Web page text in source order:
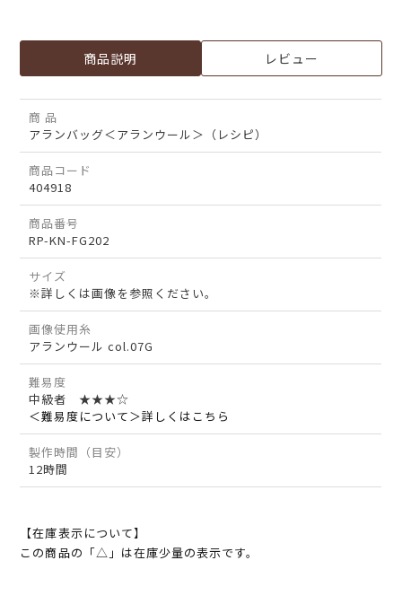
商品説明 レビュー
商 品
アランバッグ＜アランウール＞（レシピ）
商品コード
404918
商品番号
RP-KN-FG202
サイズ
※詳しくは画像を参照ください。
画像使用糸
アランウール col.07G
難易度
中級者 ★★★☆
＜難易度について＞詳しくはこちら
製作時間（目安）
12時間
【在庫表示について】
この商品の「△」は在庫少量の表示です。